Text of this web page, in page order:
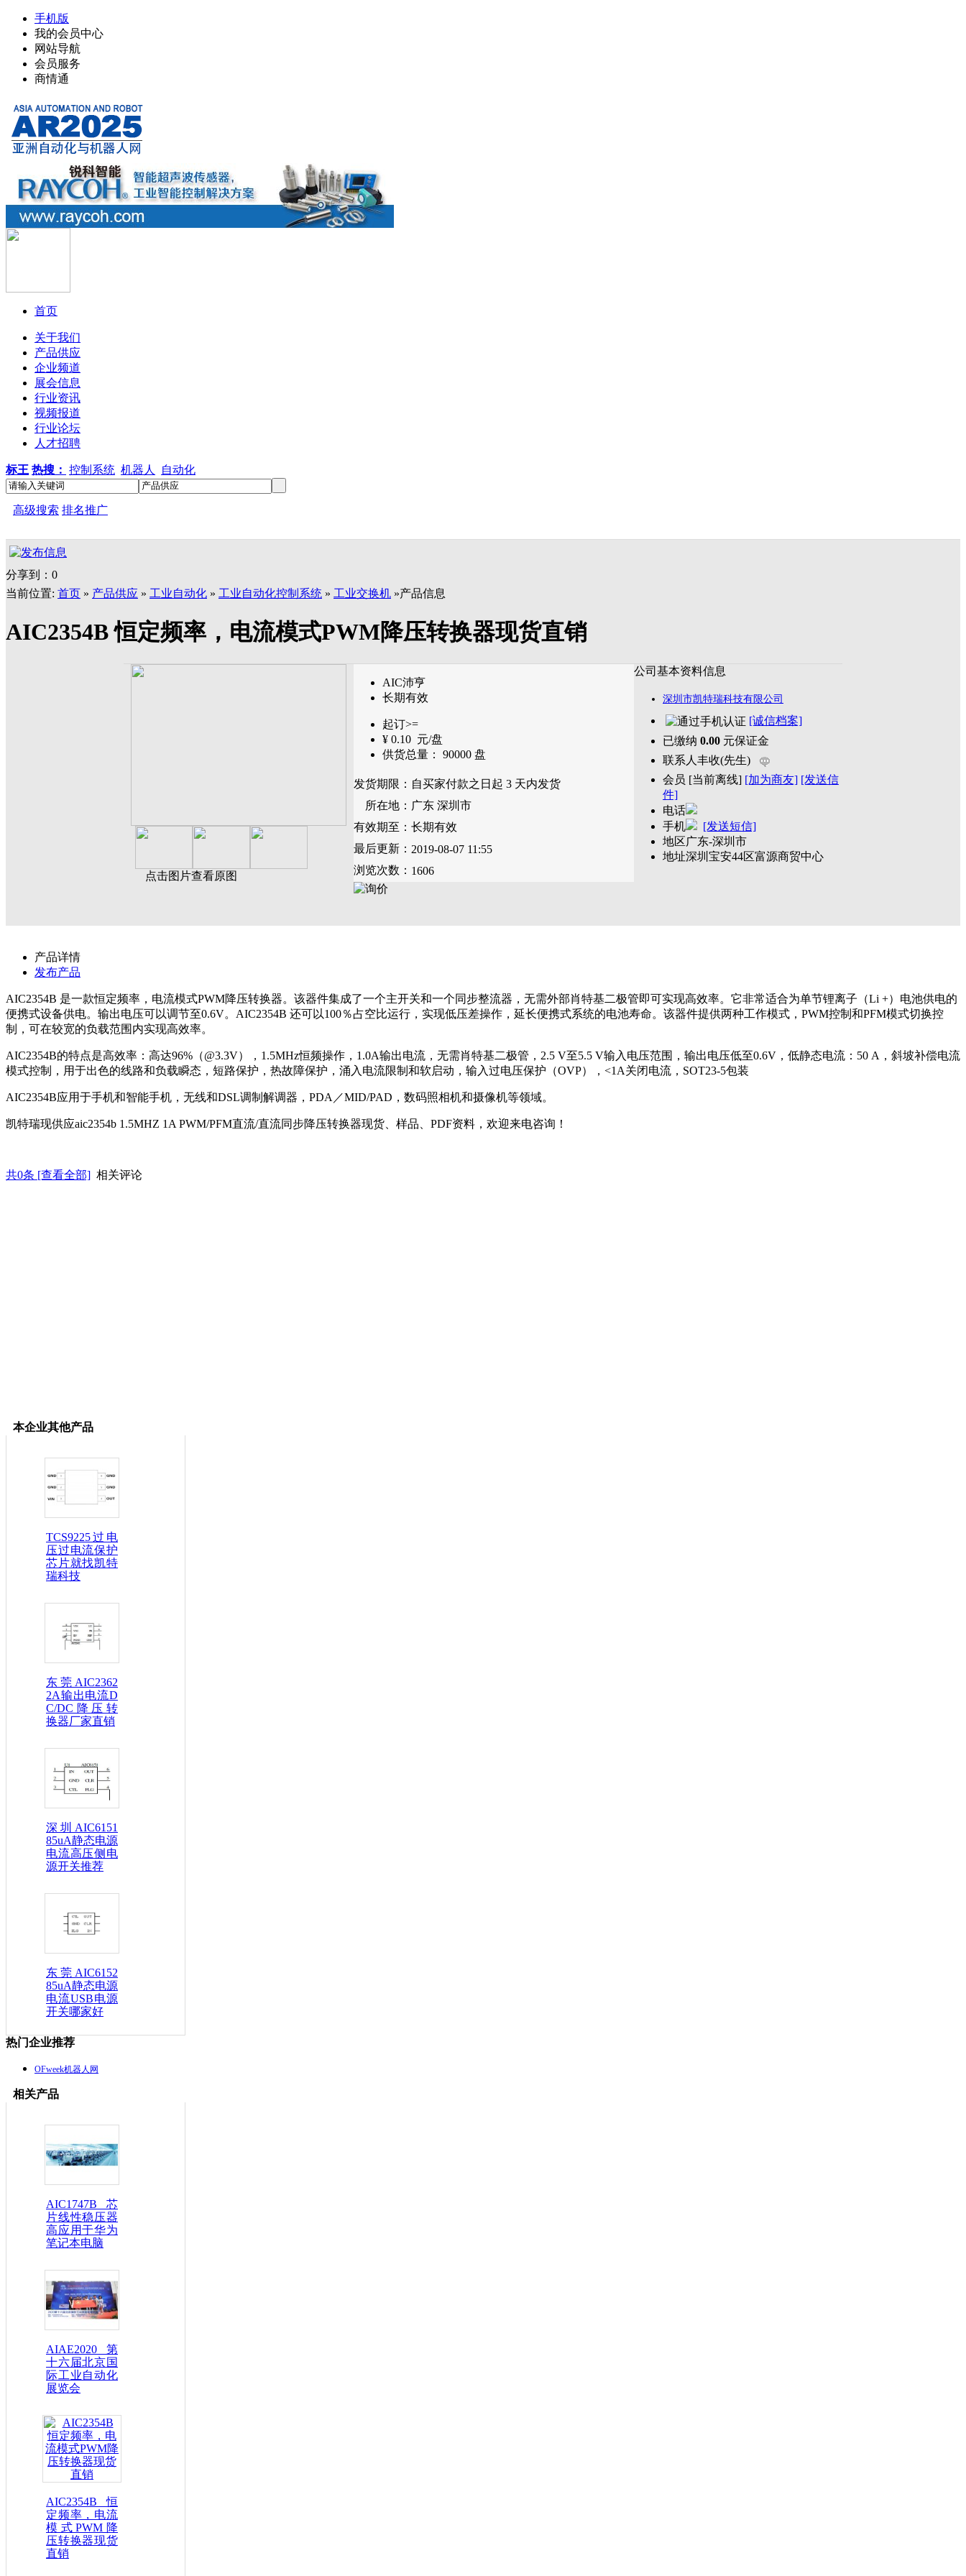
手机版
我的会员中心
网站导航
会员服务
商情通
首页
关于我们
产品供应
企业频道
展会信息
行业资讯
视频报道
行业论坛
人才招聘
标王 热搜： 控制系统 机器人 自动化
高级搜索 排名推广
分享到： 0
当前位置: 首页 » 产品供应 » 工业自动化 » 工业自动化控制系统 » 工业交换机 »产品信息
AIC2354B 恒定频率，电流模式PWM降压转换器现货直销
点击图片查看原图
AIC沛亨
长期有效
起订>=
¥ 0.10 元/盘
供货总量： 90000 盘
发货期限： 自买家付款之日起 3 天内发货
所在地： 广东 深圳市
有效期至： 长期有效
最后更新： 2019-08-07 11:55
浏览次数： 1606
公司基本资料信息
深圳市凯特瑞科技有限公司
[诚信档案]
已缴纳 0.00 元保证金
联系人 丰收(先生)
会员 [当前离线] [加为商友] [发送信
件]
电话
手机
[发送短信]
地区广东-深圳市
地址深圳宝安44区富源商贸中心
产品详情
发布产品
AIC2354B 是一款恒定频率，电流模式PWM降压转换器。该器件集成了一个主开关和一个同步整流器，无需外部肖特基二极管即可实现高效率。它非常适合为单节锂离子（Li +）电池供电的
便携式设备供电。输出电压可以调节至0.6V。AIC2354B 还可以100％占空比运行，实现低压差操作，延长便携式系统的电池寿命。该器件提供两种工作模式，PWM控制和PFM模式切换控
制，可在较宽的负载范围内实现高效率。
AIC2354B的特点是高效率：高达96%（@3.3V），1.5MHz恒频操作，1.0A输出电流，无需肖特基二极管，2.5 V至5.5 V输入电压范围，输出电压低至0.6V，低静态电流：50 A，斜坡补偿电流
模式控制，用于出色的线路和负载瞬态，短路保护，热故障保护，涌入电流限制和软启动，输入过电压保护（OVP），<1A关闭电流，SOT23-5包装
AIC2354B应用于手机和智能手机，无线和DSL调制解调器，PDA／MID/PAD，数码照相机和摄像机等领域。
凯特瑞现供应aic2354b 1.5MHZ 1A PWM/PFM直流/直流同步降压转换器现货、样品、PDF资料，欢迎来电咨询！
共0条 [查看全部] 相关评论
本企业其他产品
TCS9225过电
压过电流保护
芯片就找凯特
瑞科技
东莞AIC2362
2A输出电流D
C/DC降压转
换器厂家直销
深圳AIC6151
85uA静态电源
电流高压侧电
源开关推荐
东莞AIC6152
85uA静态电源
电流USB电源
开关哪家好
热门企业推荐
OFweek机器人网
相关产品
AIC1747B芯
片线性稳压器
高应用于华为
笔记本电脑
AIAE2020第
十六届北京国
际工业自动化
展览会
AIC2354B 恒
定频率，电流
模式PWM降
压转换器现货
直销